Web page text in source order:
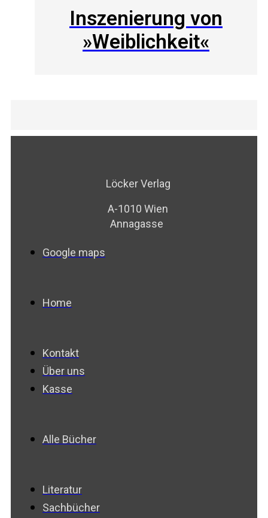
Inszenierung von
»Weiblichkeit«
Löcker Verlag
A-1010 Wien
Annagasse
Google maps
Home
Kontakt
Über uns
Kasse
Alle Bücher
Literatur
Sachbücher